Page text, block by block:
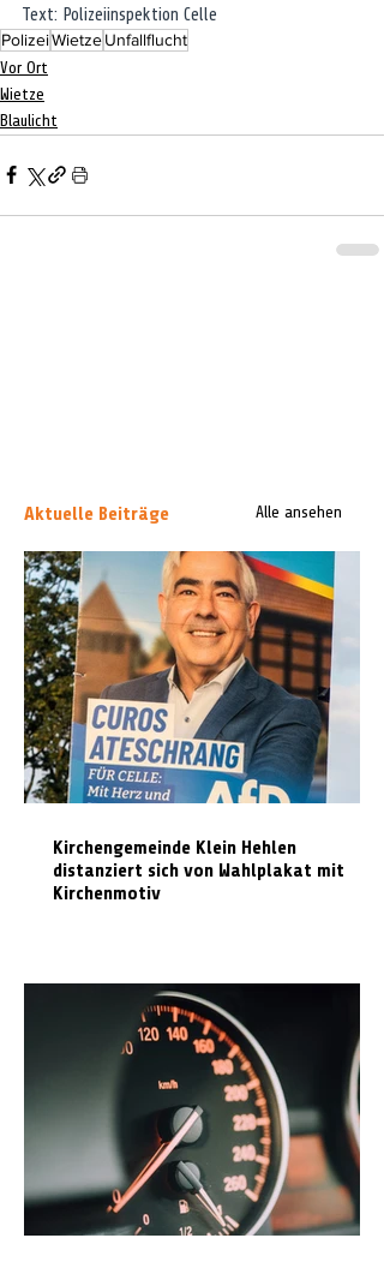
Text: Polizeiinspektion Celle
PolizeiWietzeUnfallflucht
Vor Ort
Wietze
Blaulicht
Aktuelle Beiträge Alle ansehen
Kirchengemeinde Klein Hehlen
distanziert sich von Wahlplakat mit
Kirchenmotiv